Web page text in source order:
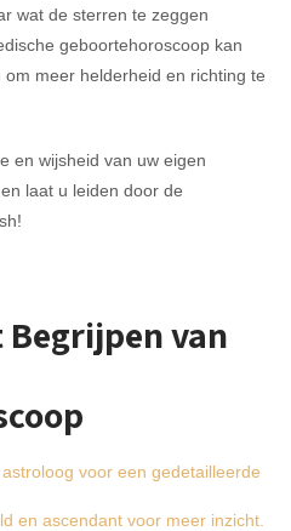
wat de sterren te zeggen
geboortehoroscoop kan
meer helderheid en richting te
en wijsheid van uw eigen
laat u leiden door de
van
voor een gedetailleerde
en ascendant voor meer inzicht.